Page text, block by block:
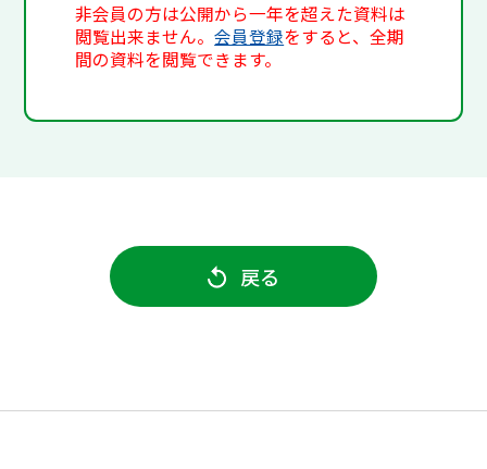
非会員の方は公開から一年を超えた資料は
閲覧出来ません。会員登録をすると、全期
間の資料を閲覧できます。
戻る